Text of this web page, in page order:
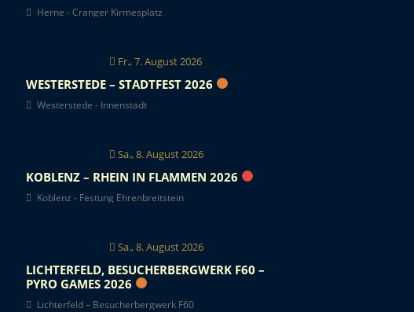
Herne - Cranger Kirmesplatz
Fr., 7. August 2026
WESTERSTEDE – STADTFEST 2026
Westerstede - Innenstadt
Sa., 8. August 2026
KOBLENZ – RHEIN IN FLAMMEN 2026
Koblenz - Festung Ehrenbreitstein
Sa., 8. August 2026
LICHTERFELD, BESUCHERBERGWERK F60 –
PYRO GAMES 2026
Lichterfeld – Besucherbergwerk F60